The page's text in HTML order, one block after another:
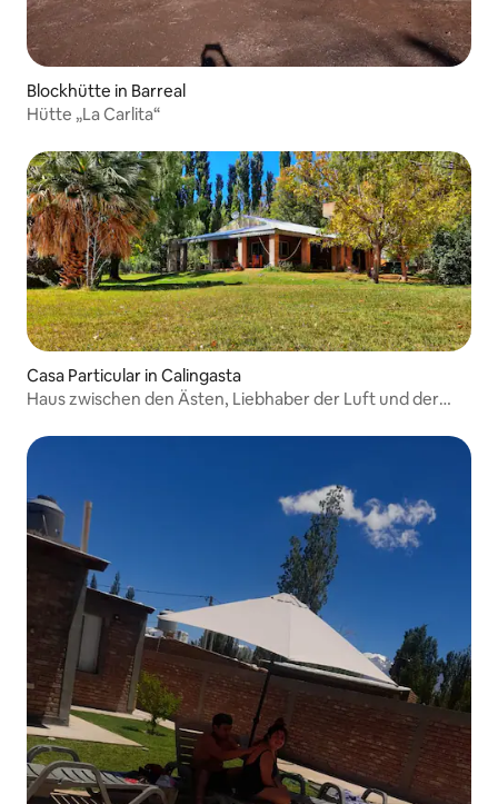
Blockhütte in Barreal
Hütte „La Carlita“
Casa Particular in Calingasta
Haus zwischen den Ästen, Liebhaber der Luft und der